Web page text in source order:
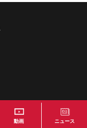
動画 ニュース